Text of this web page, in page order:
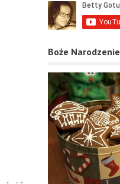
Boże Narodzenie